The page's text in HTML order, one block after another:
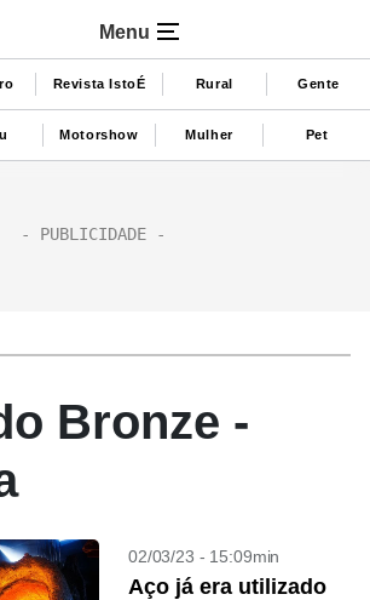
Menu
Revista IstoÉ Rural Gente
Motorshow Mulher Pet
Bronze -
02/03/23 - 15:09min
Aço já era utilizado